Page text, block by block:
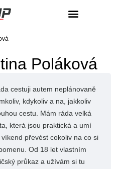
Poláková
cestuji autem neplánovaně
kdykoliv a na, jakkoliv
cestu. Mám ráda velká
která jsou praktická a umí
víkend převést cokoliv na co si
Od 18 let vlastním
průkaz a užívám si tu